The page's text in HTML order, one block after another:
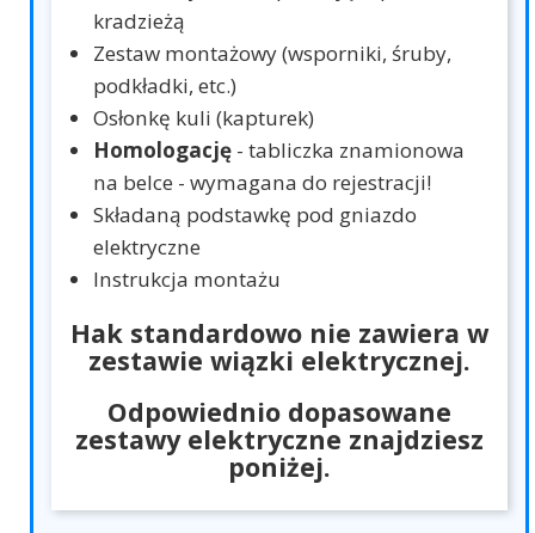
kradzieżą
Zestaw montażowy (wsporniki, śruby,
podkładki, etc.)
Osłonkę kuli (kapturek)
Homologację - tabliczka znamionowa
na belce - wymagana do rejestracji!
Składaną podstawkę pod gniazdo
elektryczne
Instrukcja montażu
Hak standardowo nie zawiera w
zestawie wiązki elektrycznej.
Odpowiednio dopasowane
zestawy elektryczne znajdziesz
poniżej.